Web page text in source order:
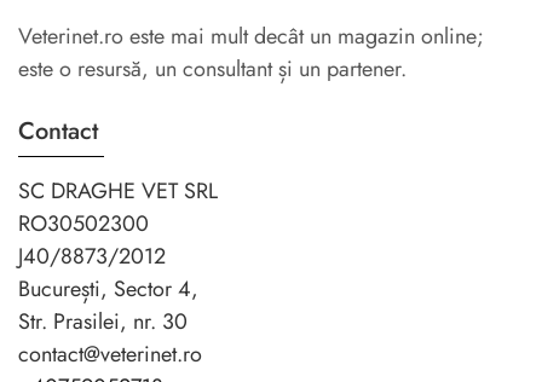
Veterinet.ro este mai mult decât un magazin online;
este o resursă, un consultant și un partener.
Contact
SC DRAGHE VET SRL
RO30502300
J40/8873/2012
București, Sector 4,
Str. Prasilei, nr. 30
contact@veterinet.ro